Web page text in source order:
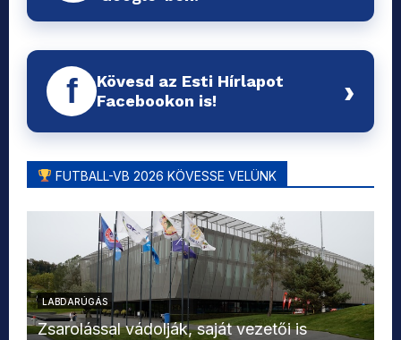
f
Kövesd az Esti Hírlapot
Facebookon is!
›
FUTBALL-VB 2026 KÖVESSE VELÜNK
LABDARÚGÁS
Zsarolással vádolják, saját vezetői is